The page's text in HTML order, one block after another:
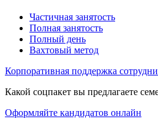
Частичная занятость
Полная занятость
Полный день
Вахтовый метод
Корпоративная поддержка
Какой соцпакет вы предлагаете
Оформляйте кандидатов онлайн